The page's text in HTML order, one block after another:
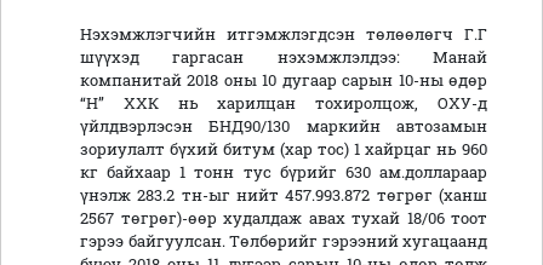
Нэхэмжлэгчийн итгэмжлэгдсэн төлөөлөгч Г.Г
шүүхэд гаргасан нэхэмжлэлдээ: Манай
компанитай 2018 оны 10 дугаар сарын 10-ны өдөр
“Н” ХХК нь харилцан тохиролцож, ОХУ-д
үйлдвэрлэсэн БНД90/130 маркийн автозамын
зориулалт бүхий битум (хар тос) 1 хайрцаг нь 960
кг байхаар 1 тонн тус бүрийг 630 ам.доллараар
үнэлж 283.2 тн-ыг нийт 457.993.872 төгрөг (ханш
2567 төгрөг)-өөр худалдаж авах тухай 18/06 тоот
гэрээ байгуулсан. Төлбөрийг гэрээний хугацаанд